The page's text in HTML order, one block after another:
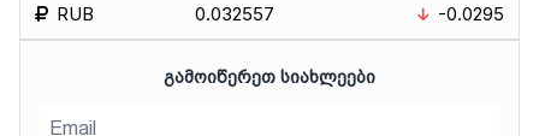
RUB
0.032557
-0.0295
ᲒᲐᲛᲝᲘᲬᲔᲠᲔᲗ ᲡᲘᲐᲮᲚᲔᲔᲑᲘ